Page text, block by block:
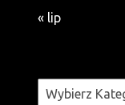
« lip
Kategorie